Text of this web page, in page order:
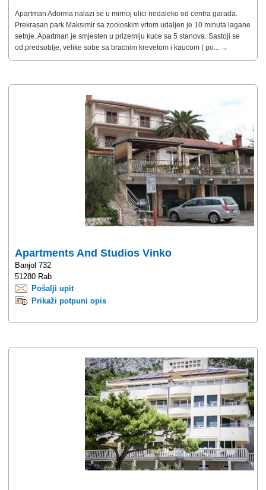
Apartman Adorma nalazi se u mirnoj ulici nedaleko od centra garada.
Prekrasan park Maksimir sa zooloskim vrtom udaljen je 10 minuta lagane
setnje. Apartman je smjesten u prizemlju kuce sa 5 stanova. Sastoji se
od:predsoblje, velike sobe sa bracnim krevetom i kaucom ( po... →
Apartments And Studios Vinko
Banjol 732
51280 Rab
Pošalji upit
Prikaži potpuni opis